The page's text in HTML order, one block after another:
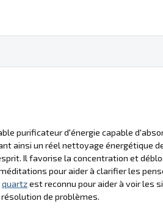
purificateur d'énergie capable
ainsi un réel nettoyage énergétique
Il favorise la concentration et
pour aider à clarifier les
quartzest reconnu pour aider à voir les
de problèmes.